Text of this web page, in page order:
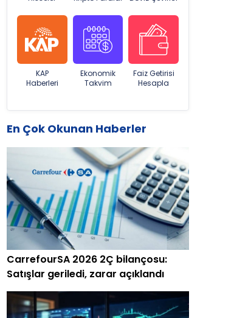
KAP
Haberleri
Ekonomik
Takvim
Faiz Getirisi
Hesapla
En Çok Okunan Haberler
CarrefourSA 2026 2Ç bilançosu:
Satışlar geriledi, zarar açıklandı